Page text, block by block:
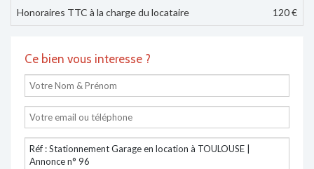
Honoraires TTC à la charge du locataire 120 €
Ce bien vous interesse ?